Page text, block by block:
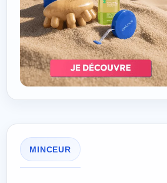
MINCEUR